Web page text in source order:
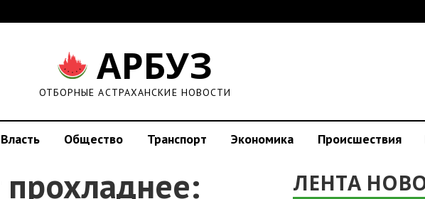
АРБУЗ
ОТБОРНЫЕ АСТРАХАНСКИЕ НОВОСТИ
Власть Общество Транспорт Экономика Происшествия
прохладнее: ЛЕНТА